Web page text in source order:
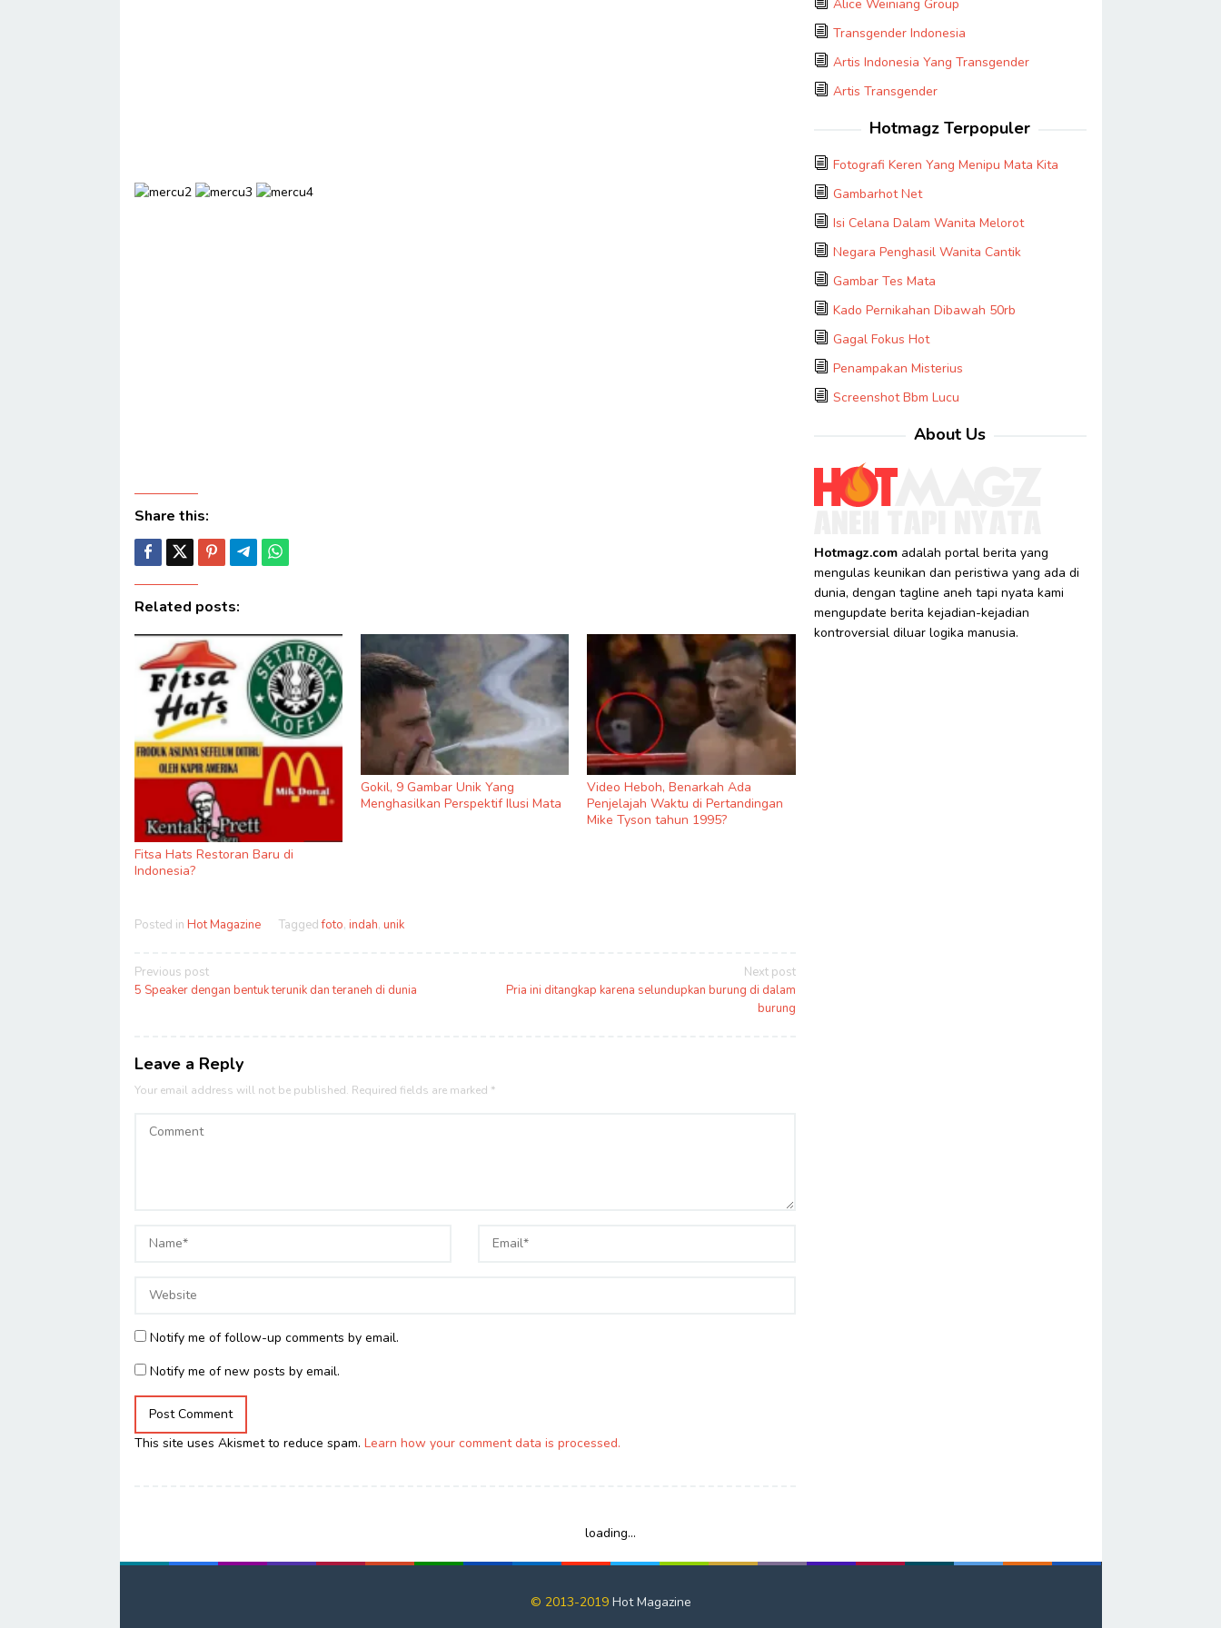
Share this:
Related posts:
Fitsa Hats Restoran Baru di
Indonesia?
Gokil, 9 Gambar Unik Yang
Menghasilkan Perspektif Ilusi Mata
Video Heboh, Benarkah Ada
Penjelajah Waktu di Pertandingan
Mike Tyson tahun 1995?
Posted in Hot Magazine Taggedfoto, indah, unik
Post
navigation
Previous post
5 Speaker dengan bentuk terunik dan teraneh di dunia
Next post
Pria ini ditangkap karena selundupkan burung di dalam
burung
Leave a Reply
Your email address will not be published. Required fields are marked *
Notify me of follow-up comments by email.
Notify me of new posts by email.
This site uses Akismet to reduce spam. Learn how your comment data is processed.
Alice Weiniang Group
Transgender Indonesia
Artis Indonesia Yang Transgender
Artis Transgender
Hotmagz Terpopuler
Fotografi Keren Yang Menipu Mata Kita
Gambarhot Net
Isi Celana Dalam Wanita Melorot
Negara Penghasil Wanita Cantik
Gambar Tes Mata
Kado Pernikahan Dibawah 50rb
Gagal Fokus Hot
Penampakan Misterius
Screenshot Bbm Lucu
About Us
Hotmagz.comadalah portal berita yang
mengulas keunikan dan peristiwa yang ada di
dunia, dengan tagline aneh tapi nyata kami
mengupdate berita kejadian-kejadian
kontroversial diluar logika manusia.
loading...
© 2013-2019 Hot Magazine